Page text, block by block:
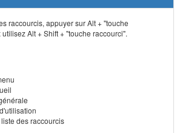
raccourcis, appuyer sur Alt + "touche
Alt + Shift + "touche raccourci".
des raccourcis